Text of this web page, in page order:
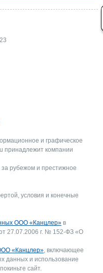
и графическое
принадлежит компании
рубежом и престижное
условия и конечные
ООО «Канцлер» в
27.07.2006 г. № 152-ФЗ «О
«Канцлер», включающее
данных и использование
сайт.